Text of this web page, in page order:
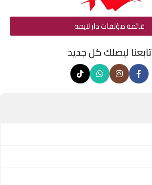
قائمة مؤلفات دار لايمة
تابعنا ليصلك كل جديد